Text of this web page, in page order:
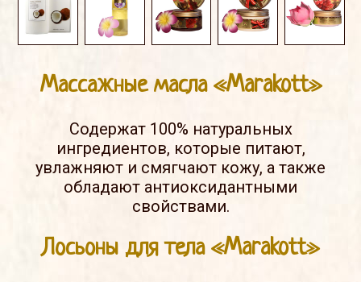
Массажные масла «Marakott»
Содержат 100% натуральных
ингредиентов, которые питают,
увлажняют и смягчают кожу, а также
обладают антиоксидантными
свойствами.
Лосьоны для тела «Marakott»